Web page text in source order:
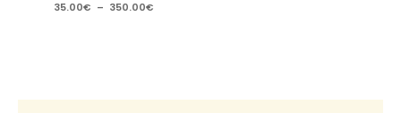
35.00€ – 350.00€